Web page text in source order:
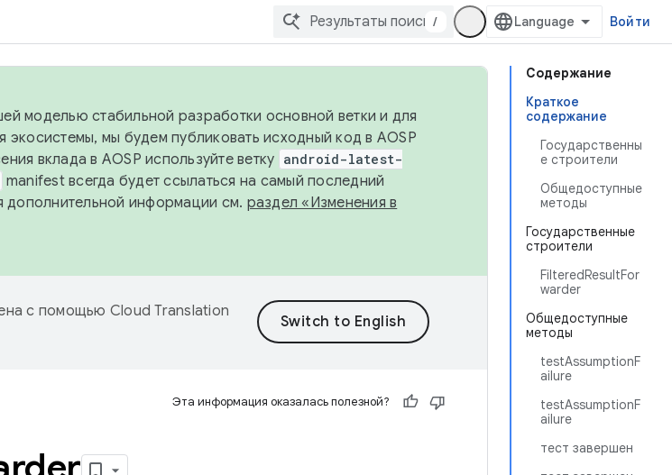
/ Войти
Содержание
Краткое
содержание
Государственны
е строители
Общедоступные
методы
Государственные
строители
FilteredResultFor
warder
Общедоступные
методы
testAssumptionF
ailure
testAssumptionF
ailure
тест завершен
моделью стабильной разработки основной ветки и для
мы будем публиковать исходный код в AOSP
вклада в AOSP используйте ветку android-latest-
manifest всегда будет ссылаться на самый последний
дополнительной информации см. раздел «Изменения в
с помощью Cloud Translation
Эта информация оказалась полезной?